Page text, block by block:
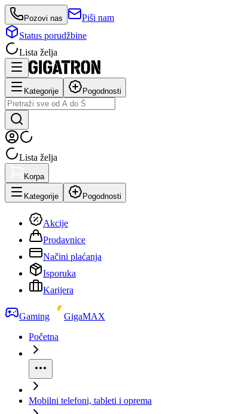
Pozovi nas
Piši nam
Status porudžbine
Lista želja
Kategorije Pogodnosti
Lista želja
Korpa
Kategorije Pogodnosti
Akcije
Prodavnice
Načini plaćanja
Isporuka
Karijera
Gaming
GigaMAX
Početna
Mobilni telefoni, tableti i oprema